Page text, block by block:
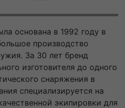
основана в 1992 году в
производство
За 30 лет бренд
изготовителя до одного
снаряжения в
специализируется на
экипировки для